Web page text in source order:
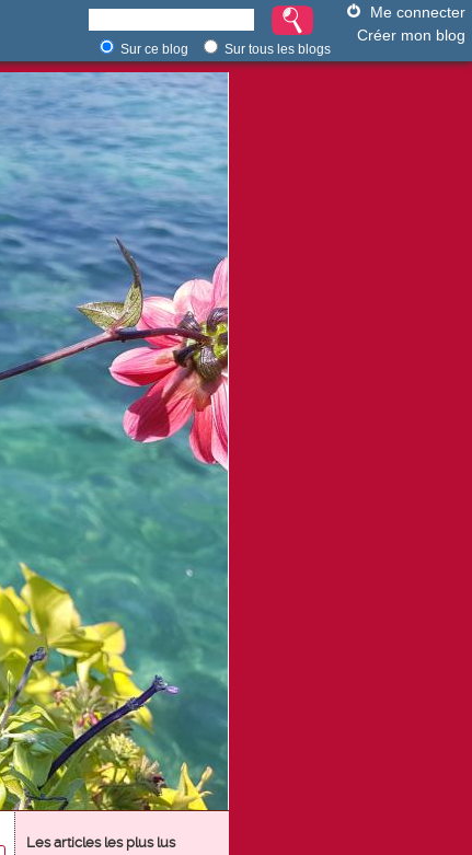
Me connecter
Créer mon blog
Sur ce blog Sur tous les blogs
Les articles les plus lus